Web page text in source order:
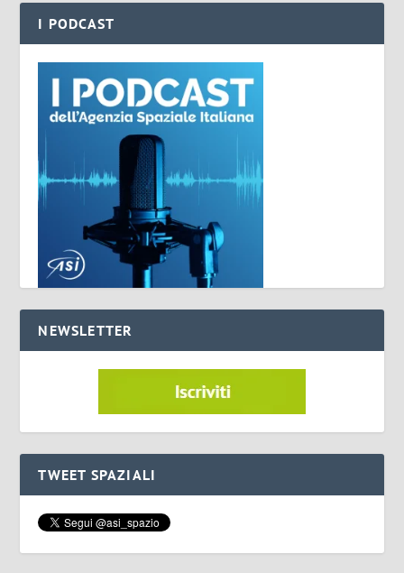
I PODCAST
NEWSLETTER
TWEET SPAZIALI